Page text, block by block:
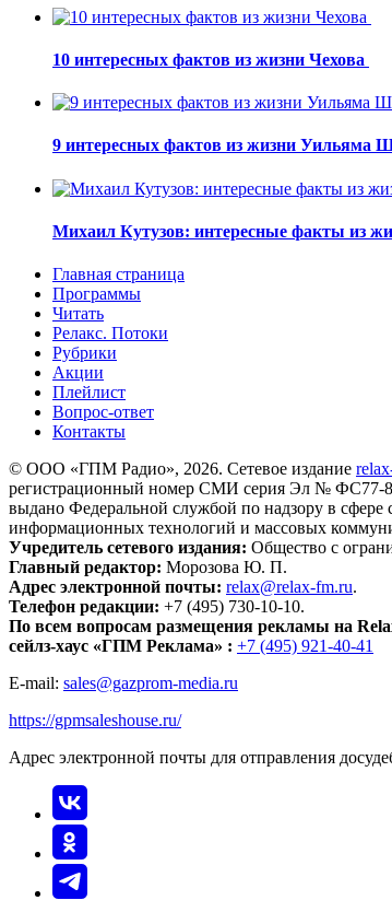
10 интересных фактов из жизни Чехова
9 интересных фактов из жизни Уильяма
Михаил Кутузов: интересные факты из
Главная страница
Программы
Читать
Релакс. Потоки
Рубрики
Акции
Плейлист
Вопрос-ответ
Контакты
© ООО «ГПМ Радио», 2026. Сетевое издание
регистрационный номер СМИ серия Эл № ФС77-
выдано Федеральной службой по надзору в сфере
информационных технологий и массовых
Учредитель сетевого издания: Общество с
Главный редактор: Морозова Ю. П.
Адрес электронной почты: relax@relax-fm.ru.
Телефон редакции: +7 (495) 730-10-10.
По всем вопросам размещения рекламы на
сейлз-хаус «ГПМ Реклама» : +7 (495) 921-40-41
E-mail: sales@gazprom-media.ru
https://gpmsaleshouse.ru/
Адрес электронной почты для отправления